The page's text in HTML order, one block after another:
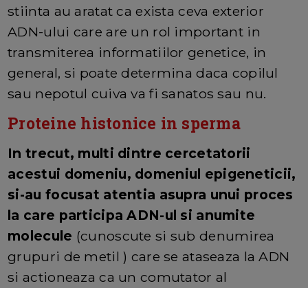
stiinta au aratat ca exista ceva exterior
ADN-ului care are un rol important in
transmiterea informatiilor genetice, in
general, si poate determina daca copilul
sau nepotul cuiva va fi sanatos sau nu.
Proteine histonice in sperma
In trecut, multi dintre cercetatorii
acestui domeniu, domeniul epigeneticii,
si-au focusat atentia asupra unui proces
la care participa ADN-ul si anumite
molecule (cunoscute si sub denumirea
grupuri de metil ) care se ataseaza la ADN
si actioneaza ca un comutator al